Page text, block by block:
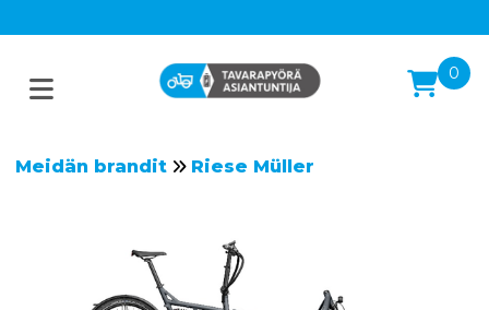
0
Meidän brandit Riese Müller